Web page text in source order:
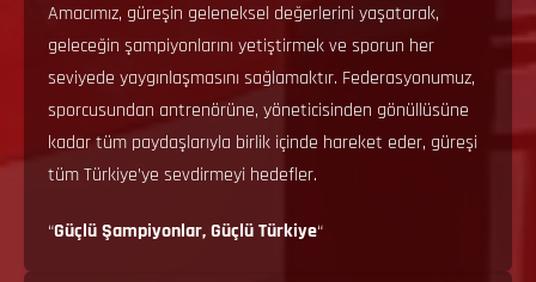
Amacımız, güreşin geleneksel değerlerini yaşatarak,
geleceğin şampiyonlarını yetiştirmek ve sporun her
seviyede yaygınlaşmasını sağlamaktır. Federasyonumuz,
sporcusundan antrenörüne, yöneticisinden gönüllüsüne
kadar tüm paydaşlarıyla birlik içinde hareket eder, güreşi
tüm Türkiye’ye sevdirmeyi hedefler.
“Güçlü Şampiyonlar, Güçlü Türkiye“